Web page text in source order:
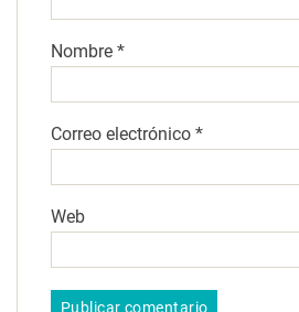
Nombre *
Correo electrónico *
Web